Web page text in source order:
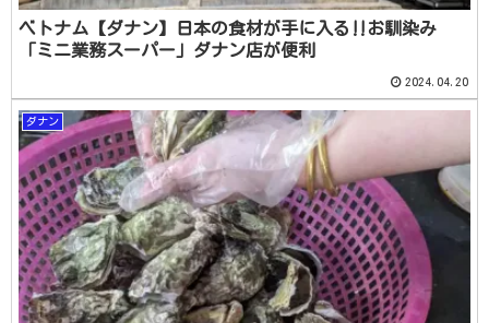
ベトナム【ダナン】日本の食材が手に入る‼お馴染み
「ミニ業務スーパー」ダナン店が便利
2024.04.20
ダナン